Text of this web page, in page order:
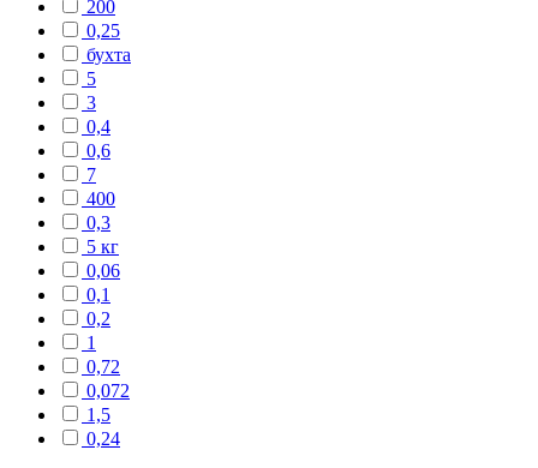
200
0,25
бухта
5
3
0,4
0,6
7
400
0,3
5 кг
0,06
0,1
0,2
1
0,72
0,072
1,5
0,24